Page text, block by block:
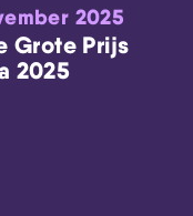
2025
Grote Prijs
2025